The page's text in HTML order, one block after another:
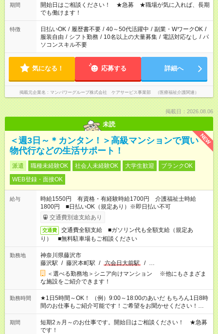
ん ※法令に基づき、週20時間以上勤務は社会保険への加入対象
となります ※労働者派遣法（日雇い派遣の原則禁止）により、
短時間・短期間の就業はご案内が難しい場合があります
期間
開始日はご相談ください！ ★急募 ★職場が気に入れば、長期
でも働けます！
特徴 日払いOK / 履歴書不要 / 40～50代活躍中 / 副業・WワークOK /
服装自由 / シフト勤務 / 10名以上の大量募集 / 電話対応なし / パ
ソコンスキル不要
気になる！ 応募する 詳細へ
掲載元企業名 マンパワーグループ株式会社 ケアサービス事業部 （医療福祉介護関連）
掲載日：2026.08.06
未読
NEW
＜週3日～＊カンタン！＞高級マンションで買い
物代行などの生活サポート！
派遣 職種未経験OK 社会人未経験OK 大学生歓迎
ブランクOK
WEB登録・面接OK
給与
時給1550円 有資格・有経験時給1700円 介護福祉士時給
1800円 ■日払いOK（規定あり）※即日払い不可
交通費別途支給あり
交通費
交通費全額支給 ■ガソリン代も全額支給（規定あ
り） ■無料駐車場もご相談ください
勤務地
神奈川県藤沢市
藤沢駅 / 藤沢本町駅 / 六会日大前駅 / …
＜選べる勤務地＞シニア向けマンション ※他にもさまざま
な施設をご紹介できます！
勤務時間
★1日5時間～OK！ （例）9:00～18:00のあいだ もちろん1日8時
間のお仕事もご紹介可能です！ご希望をお聞かせください！★家
庭の都合でお休みが必要な場合も遠慮なくご相談ください。 ※
週最低15時間以上の勤務が必要です
期間
短期2ヵ月～のお仕事です。開始日はご相談ください！ ★急募
です！